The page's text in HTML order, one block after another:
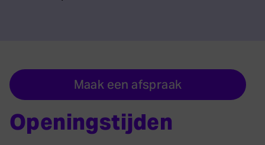
Maak een afspraak
Openingstijden